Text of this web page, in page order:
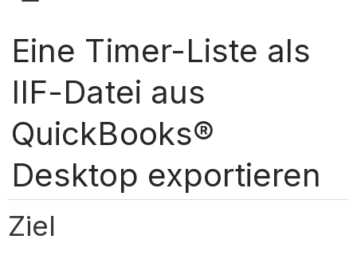
Eine Timer-Liste als
IIF-Datei aus
QuickBooks®
Desktop exportieren
Ziel